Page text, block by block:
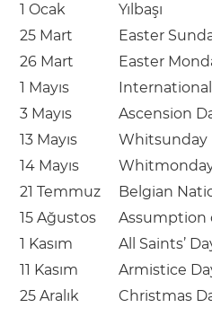
1 Ocak
Yılbaşı
25 Mart
Easter
26 Mart
Easter
1 Mayıs
International
3 Mayıs
Ascension
13 Mayıs
Whitsunday
14 Mayıs
21 Temmuz
Belgian
15 Ağustos
Assumption
1 Kasım
All Saints’
11 Kasım
Armistice
25 Aralık
Christmas